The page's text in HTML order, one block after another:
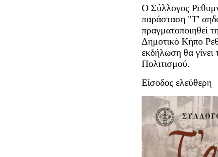
Ο Σύλλογος
παράσταση "Τ'
πραγματοποιηθεί
Δημοτικό Κήπο
εκδήλωση θα γίνει
Πολιτισμού.
Είσοδος ελεύθερη